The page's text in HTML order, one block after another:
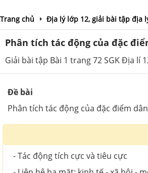
Trang chủ Địa lý lớp 12, giải bài tập địa
Phân tích tác động của đặc
Giải bài tập Bài 1 trang 72 SGK Địa lí
Đề bài
Phân tích tác động của đặc điểm
- Tác động tích cực và tiêu cực